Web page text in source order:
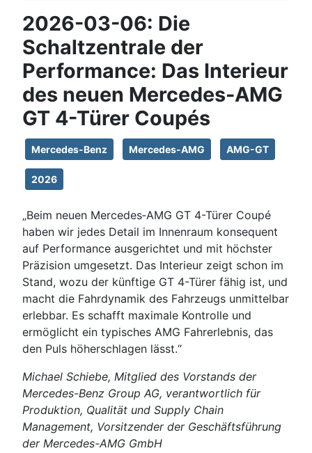
2026-03-06: Die
Schaltzentrale der
Performance: Das Interieur
des neuen Mercedes-AMG
GT 4-Türer Coupés
Mercedes-Benz Mercedes-AMG AMG-GT
2026
„Beim neuen Mercedes‑AMG GT 4-Türer Coupé
haben wir jedes Detail im Innenraum konsequent
auf Performance ausgerichtet und mit höchster
Präzision umgesetzt. Das Interieur zeigt schon im
Stand, wozu der künftige GT 4-Türer fähig ist, und
macht die Fahrdynamik des Fahrzeugs unmittelbar
erlebbar. Es schafft maximale Kontrolle und
ermöglicht ein typisches AMG Fahrerlebnis, das
den Puls höherschlagen lässt.“
Michael Schiebe, Mitglied des Vorstands der
Mercedes-Benz Group AG, verantwortlich für
Produktion, Qualität und Supply Chain
Management, Vorsitzender der Geschäftsführung
der Mercedes-AMG GmbH